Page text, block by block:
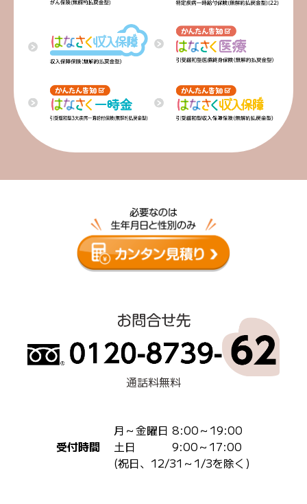
通話料無料
受付時間
月～金曜日 8:00～19:00
土日 9:00～17:00
(祝日、12/31～1/3を除く)